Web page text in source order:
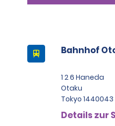
Bahnhof
1 2 6 Haneda
Otaku
Tokyo 1440043
Details zur